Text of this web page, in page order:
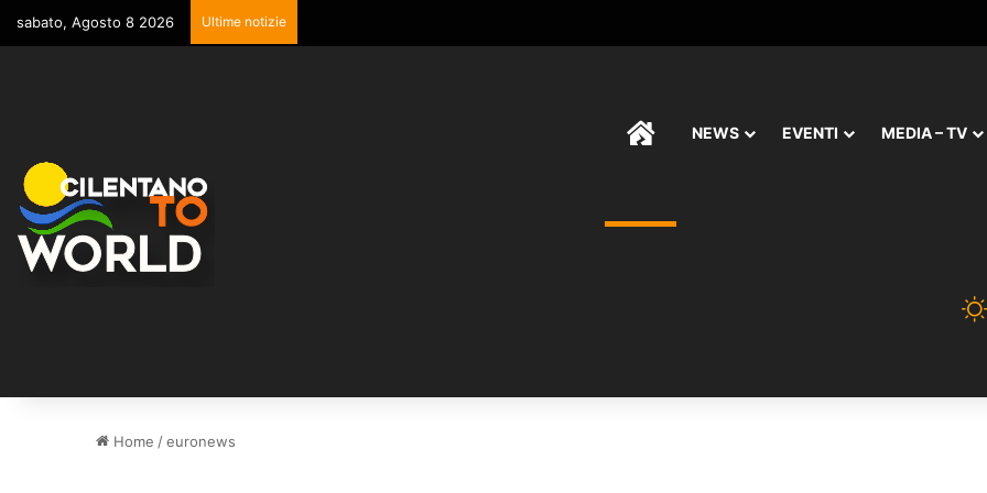
sabato, Agosto 8 2026 Ultime notizie
HOMENEWS EVENTI MEDIA – TV
Home /euronews